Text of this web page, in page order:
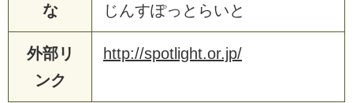
な
じんすぽっとらいと
外部リ
ンク
http://spotlight.or.jp/